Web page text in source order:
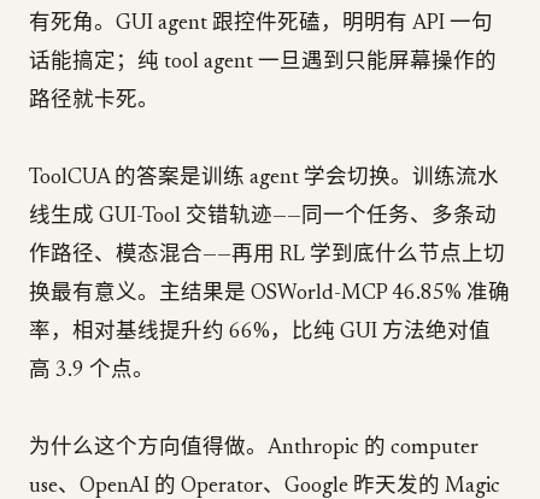
有死角。GUI agent 跟控件死磕，明明有 API 一句
话能搞定；纯 tool agent 一旦遇到只能屏幕操作的
路径就卡死。
ToolCUA 的答案是训练 agent 学会切换。训练流水
线生成 GUI-Tool 交错轨迹——同一个任务、多条动
作路径、模态混合——再用 RL 学到底什么节点上切
换最有意义。主结果是 OSWorld-MCP 46.85% 准确
率，相对基线提升约 66%，比纯 GUI 方法绝对值
高 3.9 个点。
为什么这个方向值得做。Anthropic 的 computer
use、OpenAI 的 Operator、Google 昨天发的 Magic